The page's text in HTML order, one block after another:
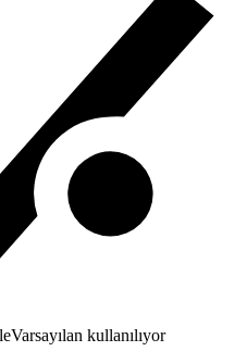
Varsayılan kullanılıyor